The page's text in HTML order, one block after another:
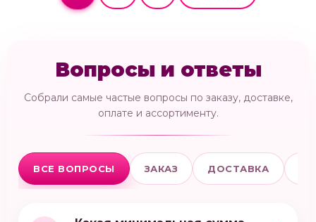
Вопросы и ответы
Собрали самые частые вопросы по заказу, доставке,
оплате и ассортименту.
ВСЕ ВОПРОСЫ ЗАКАЗ ДОСТАВКА